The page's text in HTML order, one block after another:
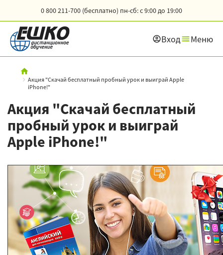
0 800 211-700 (бесплатно) пн-сб: с 9:00 до 19:00
Вход Меню
Акция "Скачай бесплатный пробный урок и выиграй Apple
iPhone!"
Акция "Скачай бесплатный
пробный урок и выиграй
Apple iPhone!"